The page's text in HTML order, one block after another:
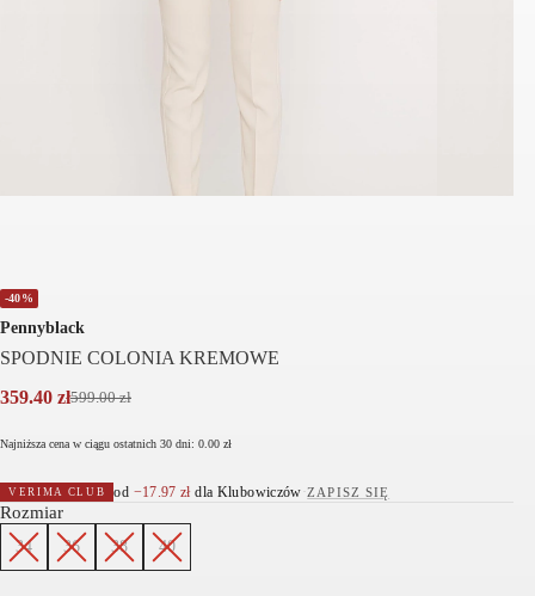
-40%
Pennyblack
SPODNIE COLONIA KREMOWE
599.00zł
Pierwotna
wynosiła:
359.40 zł
Aktualna
wynosi:
Najniższa cena w ciągu ostatnich 30 dni: 0.00 zł
VERIMA CLUB od −17.97złdla Klubowiczów·ZAPISZ SIĘ
Rozmiar
34 36 38 40